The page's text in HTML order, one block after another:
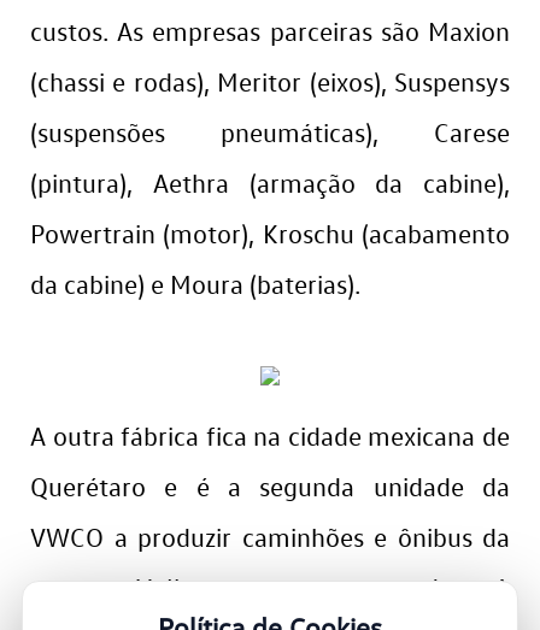
custos. As empresas parceiras são Maxion
(chassi e rodas), Meritor (eixos), Suspensys
(suspensões pneumáticas), Carese
(pintura), Aethra (armação da cabine),
Powertrain (motor), Kroschu (acabamento
da cabine) e Moura (baterias).
A outra fábrica fica na cidade mexicana de
Querétaro e é a segunda unidade da
VWCO a produzir caminhões e ônibus da
marca Volkswagen no mundo. A